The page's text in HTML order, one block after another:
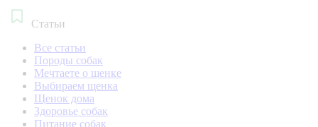
Статьи
Все статьи
Породы собак
Мечтаете о щенке
Выбираем щенка
Щенок дома
Здоровье собак
Питание собак